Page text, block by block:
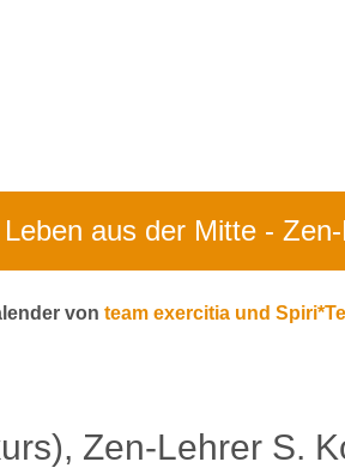
aus der Mitte -
von team exercitia und
Zen-Lehrer S.